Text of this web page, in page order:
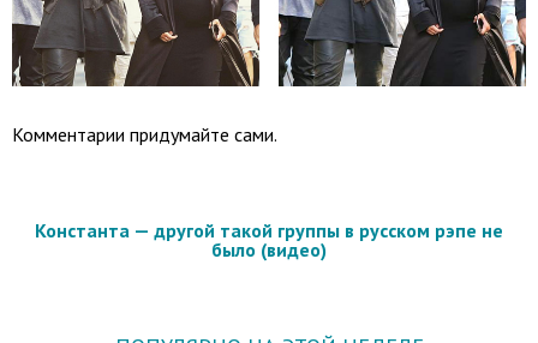
Комментарии придумайте сами.
Константа — другой такой группы в русском рэпе не
было (видео)